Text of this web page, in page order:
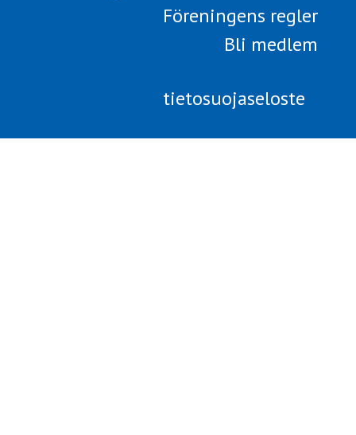
Föreningens regler
Bli medlem
tietosuojaseloste